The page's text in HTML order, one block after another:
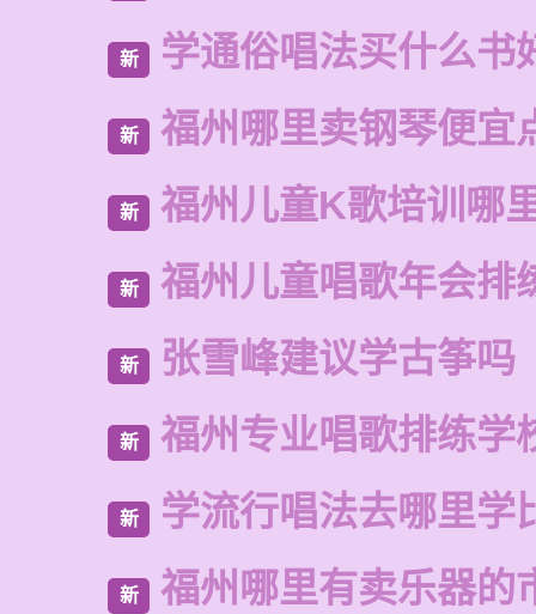
新 学通俗唱法买什么书
新 福州哪里卖钢琴便宜
新 福州儿童K歌培训哪
新 福州儿童唱歌年会排
新 张雪峰建议学古筝吗
新 福州专业唱歌排练学
新 学流行唱法去哪里学
新 福州哪里有卖乐器的